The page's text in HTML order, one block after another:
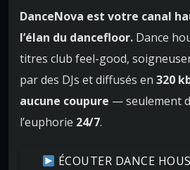
DanceNova est votre canal
l’élan du dancefloor. Dance
titres club feel-good,
par des DJs et diffusés en 320
aucune coupure — seulement
l’euphorie 24/7.
ÉCOUTER DANCE